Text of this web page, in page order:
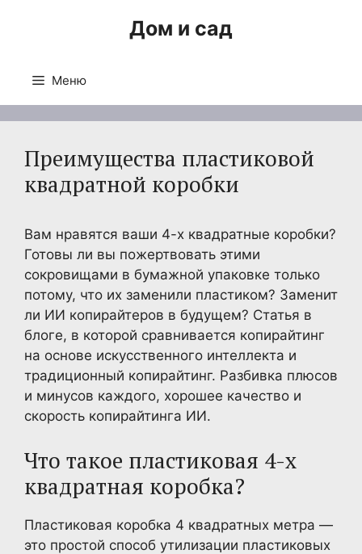
Дом и сад
Меню
Преимущества пластиковой
квадратной коробки
Вам нравятся ваши 4-х квадратные коробки?
Готовы ли вы пожертвовать этими
сокровищами в бумажной упаковке только
потому, что их заменили пластиком? Заменит
ли ИИ копирайтеров в будущем? Статья в
блоге, в которой сравнивается копирайтинг
на основе искусственного интеллекта и
традиционный копирайтинг. Разбивка плюсов
и минусов каждого, хорошее качество и
скорость копирайтинга ИИ.
Что такое пластиковая 4-х
квадратная коробка?
Пластиковая коробка 4 квадратных метра —
это простой способ утилизации пластиковых